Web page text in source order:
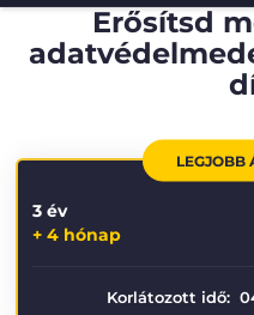
Erősítsd
LEGJOBB
3 év
+ 4 hónap
Korlátozott idő: